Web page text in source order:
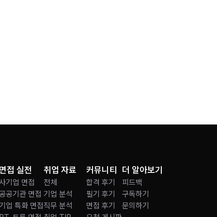
접 실전
기업 면접
공기관 면접
업 특화 면접
취업 자료
전체
기업 분석
직무 분석
커뮤니티
합격 후기
필기 후기
면접 후기
더 알아보기
피드백
구독하기
문의하기